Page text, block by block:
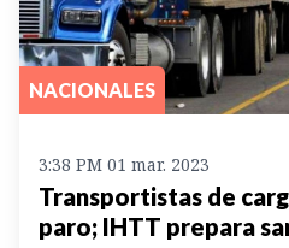
NACIONALES
3:38 PM 01 mar. 2023
Transportistas de
paro; IHTT prepara